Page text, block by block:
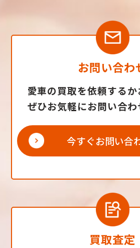
お問い合わ
愛車の買取を依頼する
ぜひお気軽にお問い合わ
今すぐお問い合
買取査定